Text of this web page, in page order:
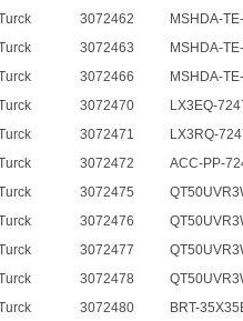
3072462
MSHDA-
3072463
MSHDA-
3072466
MSHDA-
3072470
LX3EQ-
3072471
LX3RQ-
3072472
ACC-PP-
3072475
3072476
3072477
3072478
3072480
BRT-